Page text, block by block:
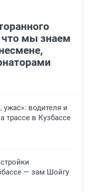
что мы знаем
ужас»: водителя и
трассе в Кузбассе
— зам Шойгу